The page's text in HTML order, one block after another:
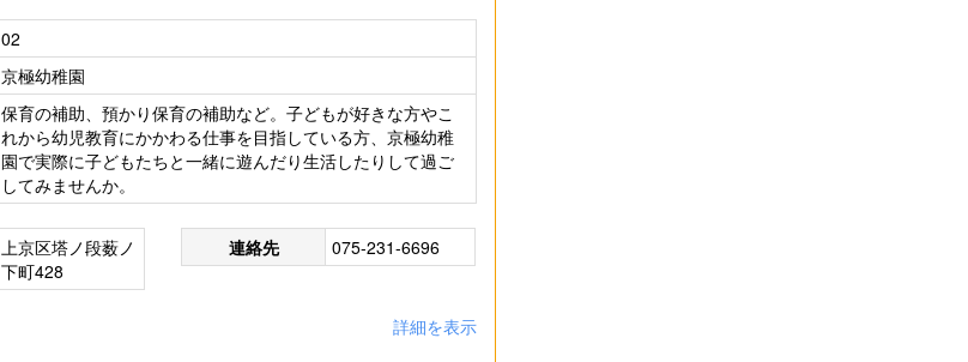
02
京極幼稚園
保育の補助、預かり保育の補助など。子どもが好きな方やこ
れから幼児教育にかかわる仕事を目指している方、京極幼稚
園で実際に子どもたちと一緒に遊んだり生活したりして過ご
してみませんか。
上京区塔ノ段薮ノ
下町428
連絡先 075-231-6696
詳細を表示